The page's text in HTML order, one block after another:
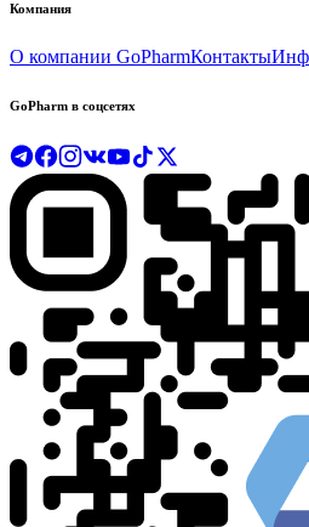
Компания
О компании GoPharmКонтакты
GoPharm в соцсетях